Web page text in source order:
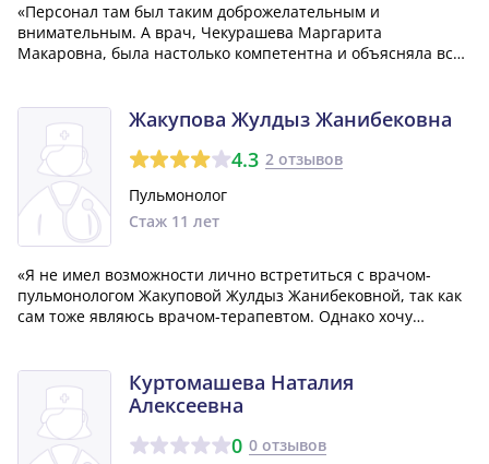
«Персонал там был таким доброжелательным и
внимательным. А врач, Чекурашева Маргарита
Макаровна, была настолько компетентна и объясняла все
Жакупова Жулдыз Жанибековна
4.3 2 отзывов
Пульмонолог
Стаж 11 лет
«Я не имел возможности лично встретиться с врачом-
пульмонологом Жакуповой Жулдыз Жанибековной, так как
сам тоже являюсь врачом-терапевтом. Однако хочу
навстречу, а ее назначения характ...»
Куртомашева Наталия
Алексеевна
0 0 отзывов